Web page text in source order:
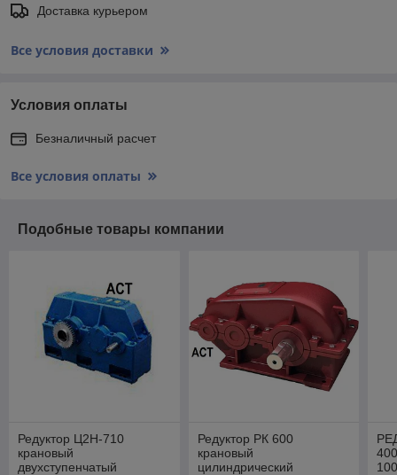
Доставка курьером
Все условия доставки
Условия оплаты
Безналичный расчет
Все условия оплаты
Подобные товары компании
Редуктор Ц2Н-710
крановый
двухступенчатый
Редуктор РК 600
крановый
цилиндрический